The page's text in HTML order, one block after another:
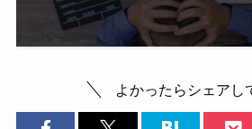
よかったらシェアし